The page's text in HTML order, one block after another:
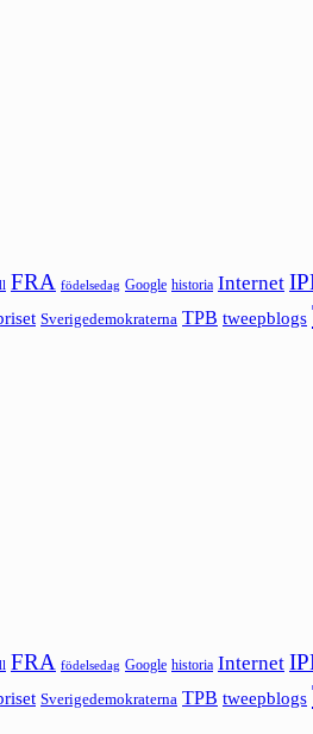
FRA födelsedag Google historia Internet
Sverigedemokraterna TPB tweepblogs
FRA födelsedag Google historia Internet
Sverigedemokraterna TPB tweepblogs